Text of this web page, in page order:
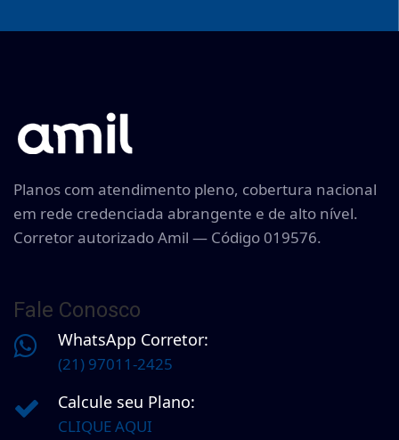
Planos com atendimento pleno, cobertura nacional
em rede credenciada abrangente e de alto nível.
Corretor autorizado Amil — Código 019576.
Fale Conosco
WhatsApp Corretor:
(21) 97011-2425
Calcule seu Plano:
CLIQUE AQUI